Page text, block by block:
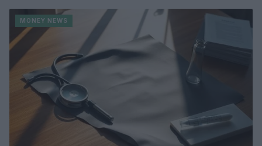
MONEY NEWS